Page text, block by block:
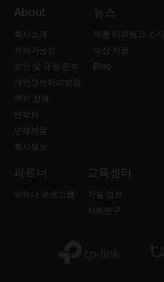
About
회사소개
지속가능성
보안 및 규정 준수
개인정보처리방침
쿠키 정책
연락처
인재채용
회사정보
뉴스
제품·티피링크 소식
수상 자료
Blog
파트너
파트너 프로그램
교육센터
기술 정보
사례연구